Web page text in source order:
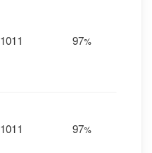
1011 97%
1011 97%